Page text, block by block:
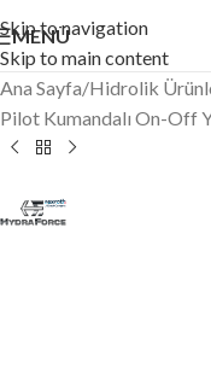
Skip to navigation
Skip to main content
MENÜ
Ana Sayfa/Hidrolik
Pilot Kumandalı On-Off